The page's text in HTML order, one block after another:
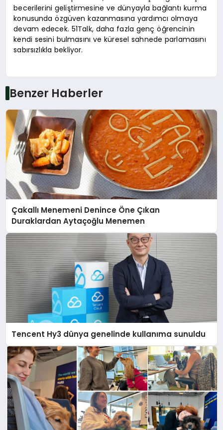
becerilerini geliştirmesine ve dünyayla bağlantı kurma
konusunda özgüven kazanmasına yardımcı olmaya
devam edecek. 51Talk, daha fazla genç öğrencinin
kendi sesini bulmasını ve küresel sahnede parlamasını
sabırsızlıkla bekliyor.
Benzer Haberler
Çakallı Menemeni Denince Öne Çıkan
Duraklardan Aytaçoğlu Menemen
Tencent Hy3 dünya genelinde kullanıma sunuldu